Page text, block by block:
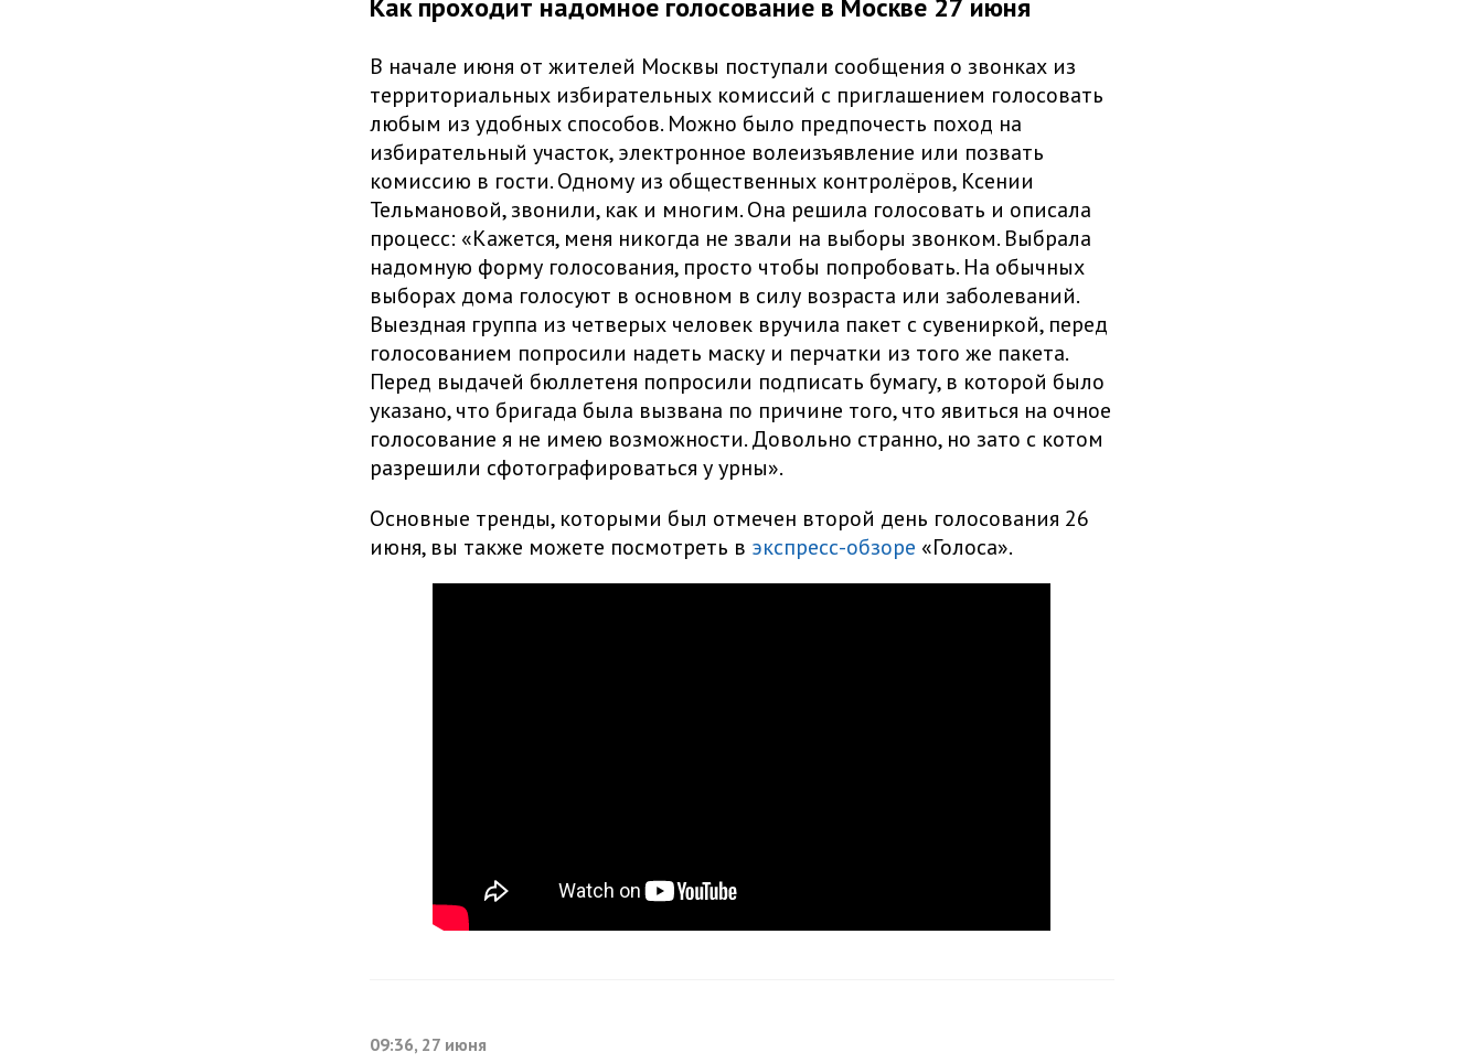
Как проходит надомное голосование в Москве 27 июня
В начале июня от жителей Москвы поступали сообщения о звонках из
территориальных избирательных комиссий с приглашением голосовать
любым из удобных способов. Можно было предпочесть поход на
избирательный участок, электронное волеизъявление или позвать
комиссию в гости. Одному из общественных контролёров, Ксении
Тельмановой, звонили, как и многим. Она решила голосовать и описала
процесс: «Кажется, меня никогда не звали на выборы звонком. Выбрала
надомную форму голосования, просто чтобы попробовать. На обычных
выборах дома голосуют в основном в силу возраста или заболеваний.
Выездная группа из четверых человек вручила пакет с сувениркой, перед
голосованием попросили надеть маску и перчатки из того же пакета.
Перед выдачей бюллетеня попросили подписать бумагу, в которой было
указано, что бригада была вызвана по причине того, что явиться на очное
голосование я не имею возможности. Довольно странно, но зато с котом
разрешили сфотографироваться у урны».
Основные тренды, которыми был отмечен второй день голосования 26
июня, вы также можете посмотреть в экспресс-обзоре «Голоса».
09:36, 27 июня